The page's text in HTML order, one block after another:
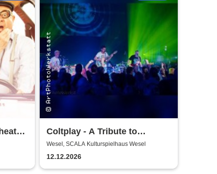
Coltplay - A Tribute to
Coldplay
Wesel, SCALA Kulturspielhaus Wesel
12.12.2026